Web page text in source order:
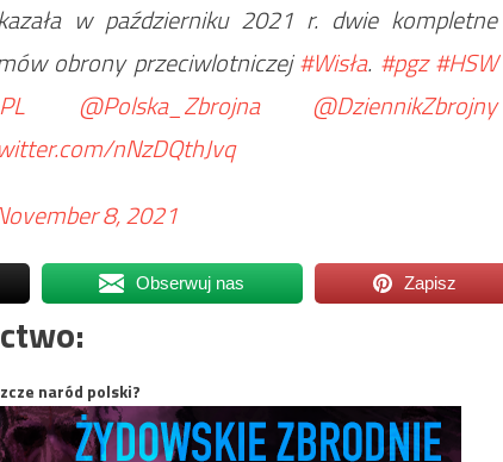
w październiku 2021 r. dwie kompletne
obrony przeciwlotniczej#Wisła. #pgz #HSW
@Polska_Zbrojna
@DziennikZbrojny
nNzDQthJvq
8, 2021
Obserwuj nas Zapisz
naród polski?